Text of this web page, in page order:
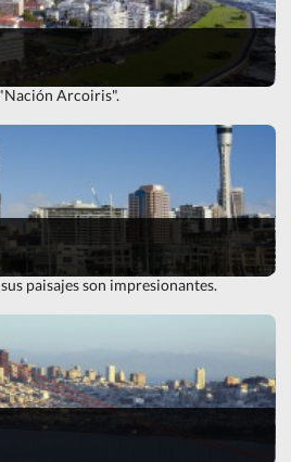
Arcoiris".
paisajes son impresionantes.